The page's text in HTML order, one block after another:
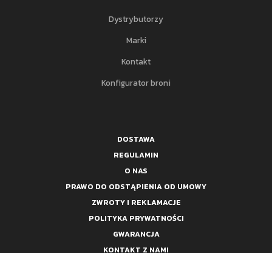
Dystrybutorzy
Marki
Kontakt
Konfigurator broni
DOSTAWA
REGULAMIN
O NAS
PRAWO DO ODSTĄPIENIA OD UMOWY
ZWROTY I REKLAMACJE
POLITYKA PRYWATNOŚCI
GWARANCJA
KONTAKT Z NAMI